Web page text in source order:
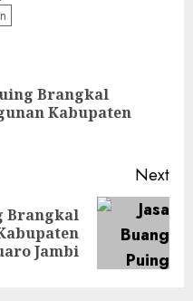
Brangkal
Kabupaten
Next
Brangkal
Jambi